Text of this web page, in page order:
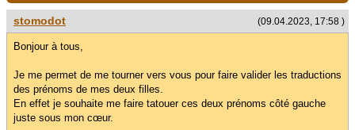
(09.04.2023, 17:58 )
stomodot
Bonjour à tous,
Je me permet de me tourner vers vous pour faire valider les traductions
des prénoms de mes deux filles.
En effet je souhaite me faire tatouer ces deux prénoms côté gauche
juste sous mon cœur.